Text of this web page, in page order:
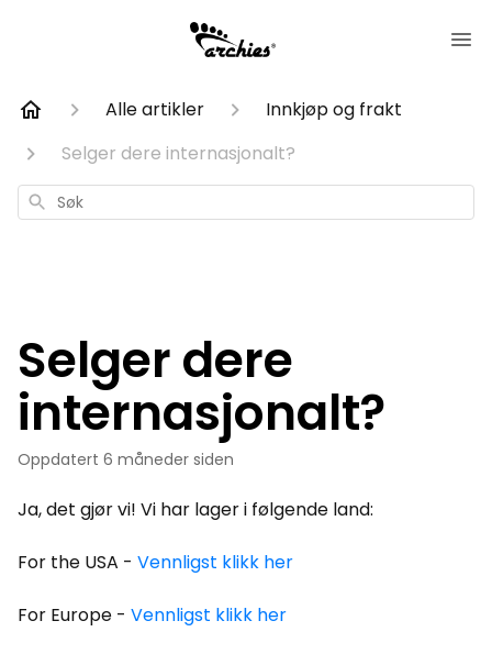
Alle artikler
Innkjøp og frakt
Selger dere internasjonalt?
Søk
Selger dere
internasjonalt?
Oppdatert 6 måneder siden
Ja, det gjør vi! Vi har lager i følgende land:
For the USA - Vennligst klikk her
For Europe - Vennligst klikk her